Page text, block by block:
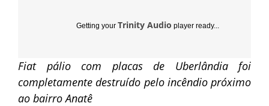
Getting your Trinity Audio player ready...
Fiat pálio com placas de Uberlândia foi
completamente destruído pelo incêndio próximo
ao bairro Anatê